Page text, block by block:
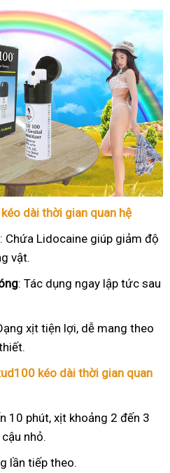
dài thời gian quan hệ
: Chứa Lidocaine giúp giảm độ
vật.
: Tác dụng ngay lập tức sau
xịt tiện lợi, dễ mang theo
kéo dài thời gian quan
10 phút, xịt khoảng 2 đến 3
nhỏ.
lần tiếp theo.